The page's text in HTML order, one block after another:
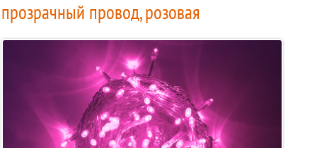
прозрачный провод, розовая